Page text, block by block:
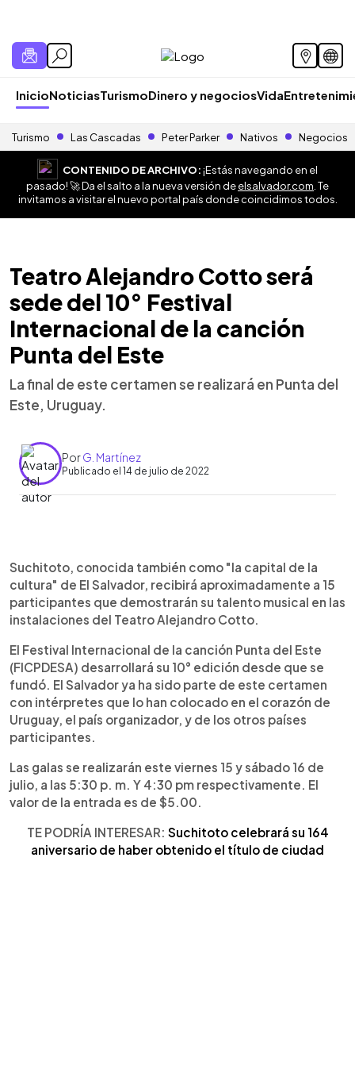
InicioNoticiasTurismoDinero y negociosVida
Turismo Las Cascadas Peter Parker Nativos Negocios
CONTENIDO DE ARCHIVO:¡Estás navegando en el
pasado! 🚀 Da el salto a la nueva versión deelsalvador.com . Te
invitamos a visitar el nuevo portal país donde coincidimos todos.
Teatro Alejandro Cotto será
sede del 10° Festival
Internacional de la canción
Punta del Este
La final de este certamen se realizará en Punta del
Este, Uruguay.
PorG. Martínez
Publicado el 14 de julio de 2022
► Escuchar artículo
Suchitoto, conocida también como "la capital de la
cultura" de El Salvador, recibirá aproximadamente a 15
participantes que demostrarán su talento musical en las
instalaciones del Teatro Alejandro Cotto.
El Festival Internacional de la canción Punta del Este
(FICPDESA) desarrollará su 10° edición desde que se
fundó. El Salvador ya ha sido parte de este certamen
con intérpretes que lo han colocado en el corazón de
Uruguay, el país organizador, y de los otros países
participantes.
Las galas se realizarán este viernes 15 y sábado 16 de
julio, a las 5:30 p. m. Y 4:30 pm respectivamente. El
valor de la entrada es de $5.00.
TE PODRÍA INTERESAR: Suchitoto celebrará su 164
aniversario de haber obtenido el título de ciudad